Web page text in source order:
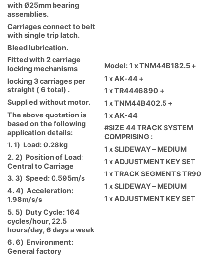
with Ø25mm bearing
assemblies.
Carriages connect to belt
with single trip latch.
Bleed lubrication.
Fitted with 2 carriage
locking mechanisms
locking 3 carriages per
straight ( 6 total) .
Supplied without motor.
The above quotation is
based on the following
application details:
1. 1) Load: 0.28kg
2. 2) Position of Load:
Central to Carriage
3. 3) Speed: 0.595m/s
4. 4) Acceleration:
1.98m/s/s
5. 5) Duty Cycle: 164
cycles/hour, 22.5
hours/day, 6 days a week
6. 6) Environment:
General factory
Model: 1 x TNM44B182.5 +
1 x AK-44 +
1 x TR4446890 +
1 x TNM44B402.5 +
1 x AK-44
#SIZE 44 TRACK SYSTEM
COMPRISING :
1 x SLIDEWAY – MEDIUM
1 x ADJUSTMENT KEY SET
1 x TRACK SEGMENTS TR90
1 x SLIDEWAY – MEDIUM
1 x ADJUSTMENT KEY SET